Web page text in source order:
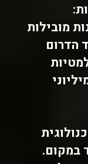
מובילות
הדרום
במקום.